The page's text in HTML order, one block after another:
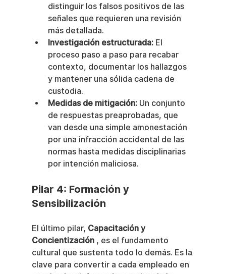
distinguir los falsos positivos de las
señales que requieren una revisión
más detallada.
Investigación estructurada: El
proceso paso a paso para recabar
contexto, documentar los hallazgos
y mantener una sólida cadena de
custodia.
Medidas de mitigación: Un conjunto
de respuestas preaprobadas, que
van desde una simple amonestación
por una infracción accidental de las
normas hasta medidas disciplinarias
por intención maliciosa.
Pilar 4: Formación y
Sensibilización
El último pilar, Capacitación y
Concientización , es el fundamento
cultural que sustenta todo lo demás. Es la
clave para convertir a cada empleado en